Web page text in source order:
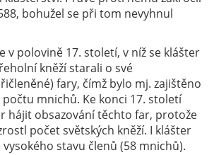
bohužel se při tom nevyhnul
v polovině 17. století, v níž se klášter
kněží starali o své
fary, čímž bylo mj. zajištěno
mnichů. Ke konci 17. století
hájit obsazování těchto far, protože
počet světských kněží. I klášter
stavu členů (58 mnichů).